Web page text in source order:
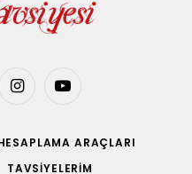
InstagramYouTube
ARAÇLARI
TAVSIYELERIM